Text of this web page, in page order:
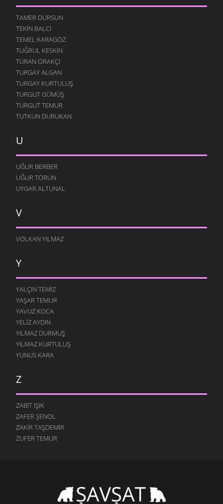
TAMER DURSUN
TEKIN BALCI
TEMEL KARAGÖZ
TUĞRUL KESKIN
TURAN ORAKÇI
TURGAY ALGAN
TURGAY KURTULUŞ
TURGUT GÜMÜŞ
TURGUT TEMUR
TUTKUN DURUKAN
U
UĞUR BERBER
UĞUR TORUN
UYGAR ALTUNAL
V
VOLKAN YILMAZ
Y
YALÇIN TEMIZ
YAŞAR TEMUR
YAVUZ KOCA
YELIZ AYDIN
YILMAZ DURMUŞ
YILMAZ KURTULUŞ
YUNUS KARA
Z
ZABIT IŞIK
ZAFER ŞENOL
ZAKIR TAŞDEMIR
ZUFER TEMUR